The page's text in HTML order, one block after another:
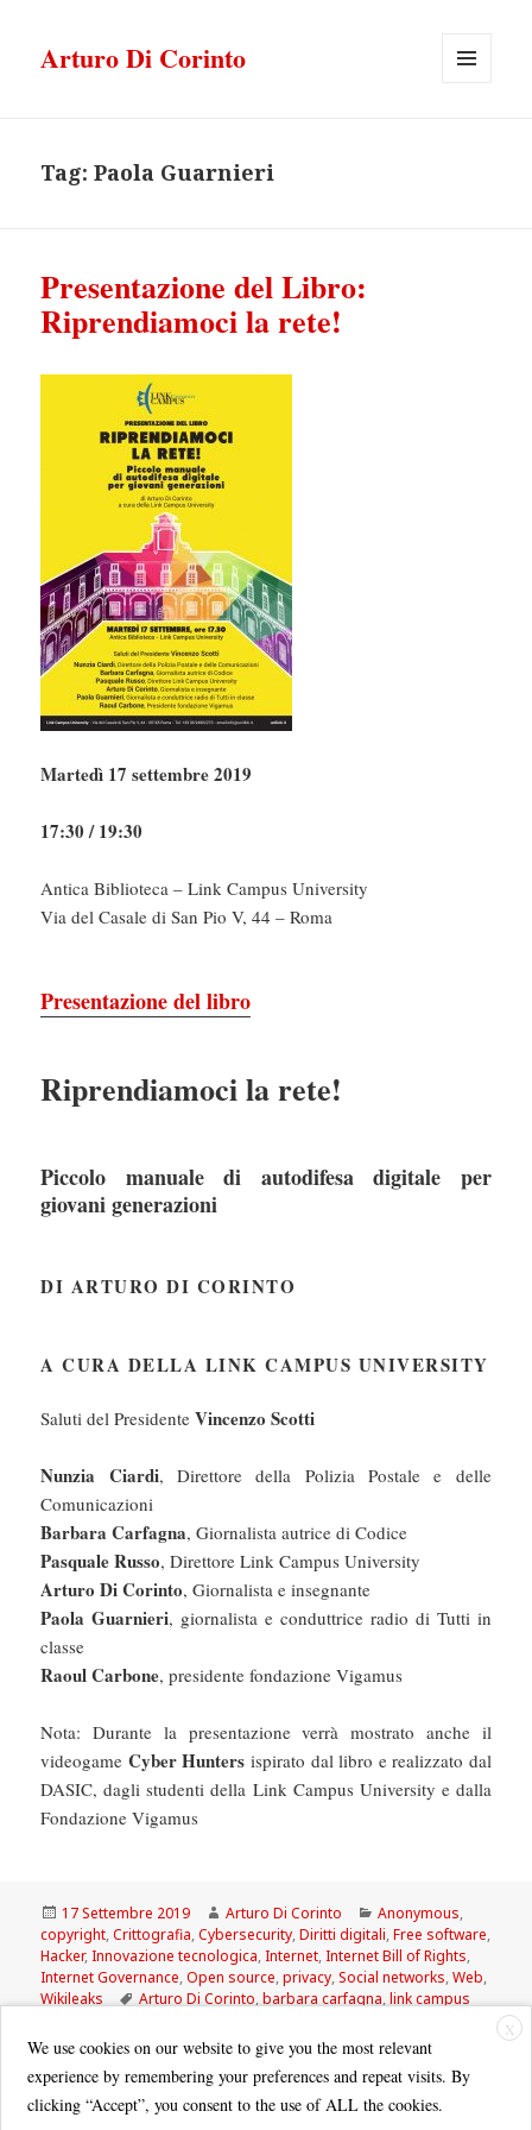
Arturo Di Corinto
Tag:Paola Guarnieri
Presentazione del Libro:
Riprendiamoci la rete!
Martedì 17 settembre 2019
17:30 / 19:30
Antica Biblioteca – Link Campus University
Via del Casale di San Pio V, 44 – Roma
Presentazione del libro
Riprendiamoci la rete!
Piccolo manuale di autodifesa digitale per
giovani generazioni
DI ARTURO DI CORINTO
A CURA DELLA LINK CAMPUS UNIVERSITY
Saluti del PresidenteVincenzo Scotti
Nunzia Ciardi, Direttore della Polizia Postale e delle
Comunicazioni
Barbara Carfagna, Giornalista autrice di Codice
Pasquale Russo, Direttore Link Campus University
Arturo Di Corinto, Giornalista e insegnante
Paola Guarnieri, giornalista e conduttrice radio di Tutti in
classe
Raoul Carbone, presidente fondazione Vigamus
Nota: Durante la presentazione verrà mostrato anche il
videogame Cyber Hunters ispirato dal libro e realizzato dal
DASIC, dagli studenti della Link Campus University e dalla
Fondazione Vigamus
Scritto
il
17 Settembre 2019 Autore
Arturo Di Corinto Categorie
Anonymous,
copyright,Crittografia,Cybersecurity,Diritti digitali,Free software,
Hacker,Innovazione tecnologica,Internet,Internet Bill of Rights,
Internet Governance,Open source,privacy,Social networks,Web,
Wikileaks
Tag
Arturo Di Corinto,barbara carfagna,link campus
X
We use cookies on our website to give you the most relevant
experience by remembering your preferences and repeat visits. By
clicking “Accept”, you consent to the use of ALL the cookies.